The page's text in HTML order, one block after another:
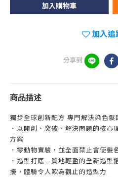
加入購物車
加入
分享到
商品描述
獨步全球創新配方 專門解決染色髮
．以開創、突破、解決問題的核心
方案
．零動物實驗，並全面禁止會使髮
．造型打底－質地輕盈的全新造型
擾，體驗令人歎為觀止的造型力